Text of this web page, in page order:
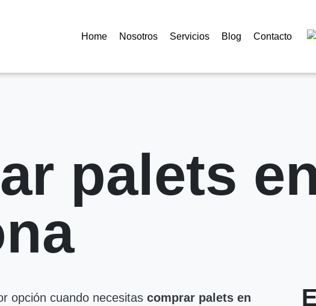
Home Nosotros Servicios Blog Contacto
palets
opción cuando necesitas comprar palets en